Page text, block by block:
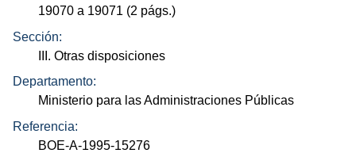
19070 a 19071 (2 págs.)
Sección:
III. Otras disposiciones
Departamento:
Ministerio para las Administraciones Públicas
Referencia:
BOE-A-1995-15276